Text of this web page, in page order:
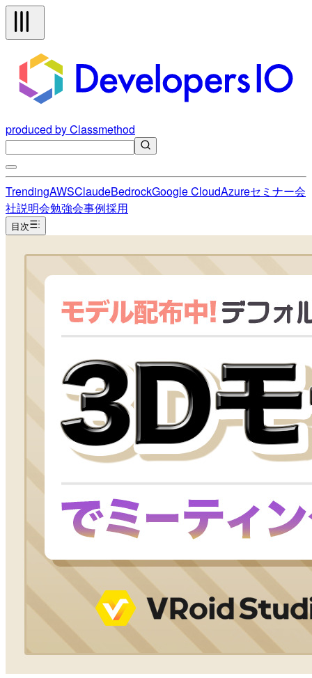
produced by Classmethod
TrendingAWSClaudeBedrockGoogle CloudAzureセミナー会
社説明会勉強会事例採用
目次